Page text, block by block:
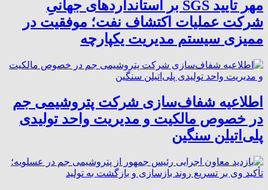
مهر تأیید SGS بر استانداردهای جهانیِ
شرکت عملیات اکتشاف نفت؛ موفقیت در
ممیزی سیستم مدیریت یکپارچه
اطلاعیه شفاف‌سازی شرکت پتروشیمی جم
در خصوص مالکیت و مدیریت واحد تولیدی
پلی‌اتیلن سنگین